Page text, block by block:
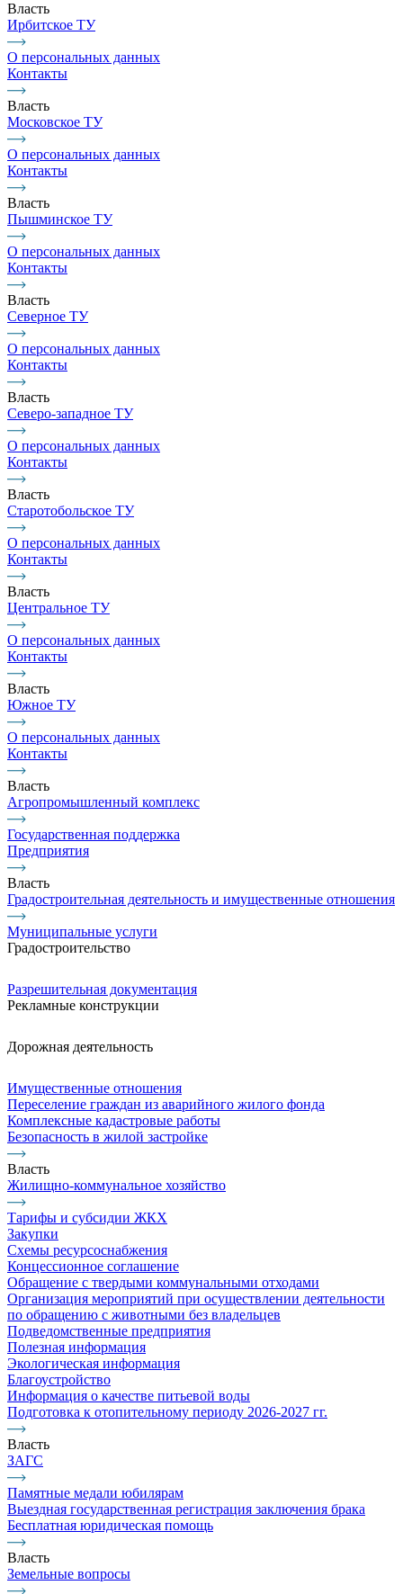
Власть
Ирбитское ТУ
О персональных данных
Контакты
Власть
Московское ТУ
О персональных данных
Контакты
Власть
Пышминское ТУ
О персональных данных
Контакты
Власть
Северное ТУ
О персональных данных
Контакты
Власть
Северо-западное ТУ
О персональных данных
Контакты
Власть
Старотобольское ТУ
О персональных данных
Контакты
Власть
Центральное ТУ
О персональных данных
Контакты
Власть
Южное ТУ
О персональных данных
Контакты
Власть
Агропромышленный комплекс
Государственная поддержка
Предприятия
Власть
Градостроительная деятельность и имущественные отношения
Муниципальные услуги
Градостроительство
Разрешительная документация
Рекламные конструкции
Дорожная деятельность
Имущественные отношения
Переселение граждан из аварийного жилого фонда
Комплексные кадастровые работы
Безопасность в жилой застройке
Власть
Жилищно-коммунальное хозяйство
Тарифы и субсидии ЖКХ
Закупки
Схемы ресурсоснабжения
Концессионное соглашение
Обращение с твердыми коммунальными отходами
Организация мероприятий при осуществлении деятельности
по обращению с животными без владельцев
Подведомственные предприятия
Полезная информация
Экологическая информация
Благоустройство
Информация о качестве питьевой воды
Подготовка к отопительному периоду 2026-2027 гг.
Власть
ЗАГС
Памятные медали юбилярам
Выездная государственная регистрация заключения брака
Бесплатная юридическая помощь
Власть
Земельные вопросы